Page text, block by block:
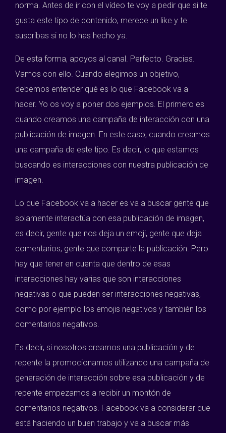
norma. Antes de ir con el vídeo te voy a pedir que si te
gusta este tipo de contenido, merece un like y te
suscribas si no lo has hecho ya.
De esta forma, apoyos al canal. Perfecto. Gracias.
Vamos con ello. Cuando elegimos un objetivo,
debemos entender qué es lo que Facebook va a
hacer. Yo os voy a poner dos ejemplos. El primero es
cuando creamos una campaña de interacción con una
publicación de imagen. En este caso, cuando creamos
una campaña de este tipo. Es decir, lo que estamos
buscando es interacciones con nuestra publicación de
imagen.
Lo que Facebook va a hacer es va a buscar gente que
solamente interactúa con esa publicación de imagen,
es decir, gente que nos deja un emoji, gente que deja
comentarios, gente que comparte la publicación. Pero
hay que tener en cuenta que dentro de esas
interacciones hay varias que son interacciones
negativas o que pueden ser interacciones negativas,
como por ejemplo los emojis negativos y también los
comentarios negativos.
Es decir, si nosotros creamos una publicación y de
repente la promocionamos utilizando una campaña de
generación de interacción sobre esa publicación y de
repente empezamos a recibir un montón de
comentarios negativos. Facebook va a considerar que
está haciendo un buen trabajo y va a buscar más